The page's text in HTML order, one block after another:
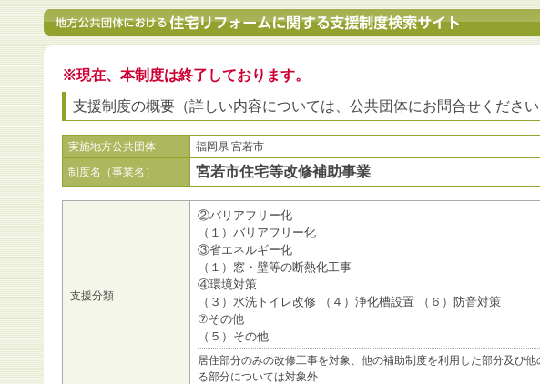
※現在、本制度は終了しております。
支援制度の概要（詳しい内容については、公共団体にお問合せください
実施地方公共団体
福岡県 宮若市
制度名（事業名）
宮若市住宅等改修補助事業
支援分類
②バリアフリー化
（１）バリアフリー化
③省エネルギー化
（１）窓・壁等の断熱化工事
④環境対策
（３）水洗トイレ改修 （４）浄化槽設置 （６）防音対策
⑦その他
（５）その他
居住部分のみの改修工事を対象、他の補助制度を利用した部分及び
る部分については対象外